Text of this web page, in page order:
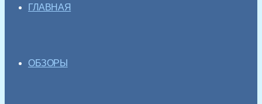
ГЛАВНАЯ
ОБЗОРЫ